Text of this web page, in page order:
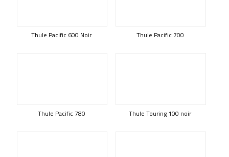
Thule Pacific 600 Noir Thule Pacific 700
Thule Pacific 780 Thule Touring 100 noir